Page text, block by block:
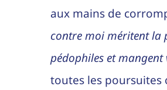
aux mains de
contre moi méritent la
pédophiles et
toutes les poursuites